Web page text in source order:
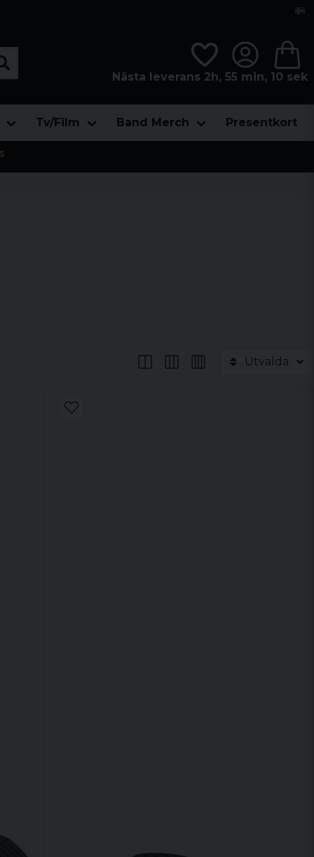
Nästa leverans 2h, 55 min, 09 sek
Tv/Film Band Merch Presentkort
Utvalda